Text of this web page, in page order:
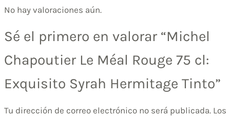
No hay valoraciones aún.
Sé el primero en valorar “Michel
Chapoutier Le Méal Rouge 75 cl:
Exquisito Syrah Hermitage Tinto”
Tu dirección de correo electrónico no será publicada. Los